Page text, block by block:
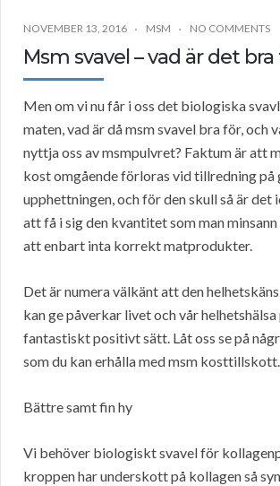
NOVEMBER 13, 2016 MSM NO COMMENTS
Msm svavel – vad är det bra
Men om vi nu får i oss det biologiska
maten, vad är då msm svavel bra för, och
nyttja oss av msmpulvret? Faktum är att
kost omgående förloras vid tillredning på
upphettningen, och för den skull så är det
att få i sig den kvantitet som man
att enbart inta korrekt matprodukter.
Det är numera välkänt att den
kan ge påverkar livet och vår
fantastiskt positivt sätt. Låt oss se på
som du kan erhålla med msm
Bättre samt fin hy
Vi behöver biologiskt svavel för
kroppen har underskott på kollagen så